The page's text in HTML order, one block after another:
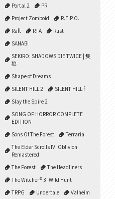
Portal 2
PR
Project Zomboid
R.E.P.O.
Raft
RTA
Rust
SANABI
SEKIRO: SHADOWS DIE TWICE | 隻
狼
Shape of Dreams
SILENT HILL 2
SILENT HILL f
Slay the Spire 2
SONG OF HORROR COMPLETE
EDITION
Sons Of The Forest
Terraria
The Elder Scrolls IV: Oblivion
Remastered
The Forest
The Headliners
The Witcher® 3: Wild Hunt
TRPG
Undertale
Valheim